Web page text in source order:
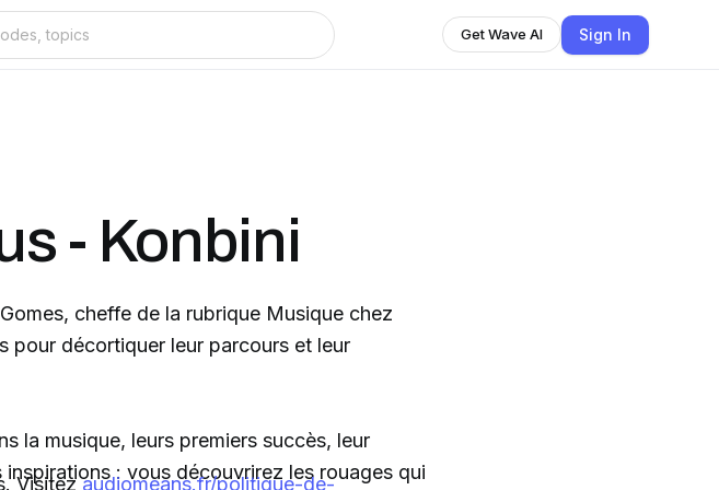
Get Wave AI Sign In
- Konbini
cheffe de la rubrique Musique chez
pour décortiquer leur parcours et leur
la musique, leurs premiers succès, leur
: vous découvrirez les rouages qui
Visitezaudiomeans.fr/politique-de-